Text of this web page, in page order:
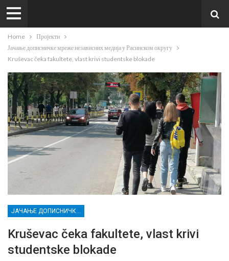
Home
Пројекти
Јачање дописничке мреже независних медија у Расинском округу
Kruševac čeka fakultete, vlast krivi studentske blokade
Kruševac čeka fakultete, vlast krivi
studentske blokade